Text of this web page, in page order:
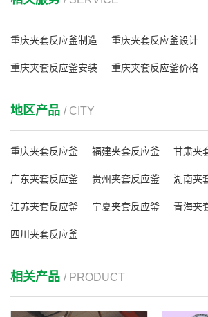
重庆夹套反应釜制造 重庆夹套反应釜设计
重庆夹套反应釜安装 重庆夹套反应釜价格
地区产品 / CITY
重庆夹套反应釜 福建夹套反应釜 甘肃夹
广东夹套反应釜 贵州夹套反应釜 湖南夹
江苏夹套反应釜 宁夏夹套反应釜 青海夹
四川夹套反应釜
相关产品 / PRODUCT